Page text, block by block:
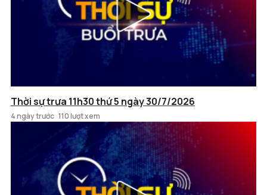
Thời sự trưa 11h30 thứ 5 ngày 30/7/2026
4 ngày trước 110 lượt xem